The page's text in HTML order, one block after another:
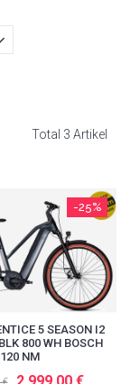
Total 3 Artikel
-25%
5 SEASON I2
800 WH BOSCH
120 NM
2.999,00 €